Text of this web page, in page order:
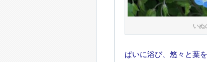
いぬ
ぱいに浴び、悠々と葉